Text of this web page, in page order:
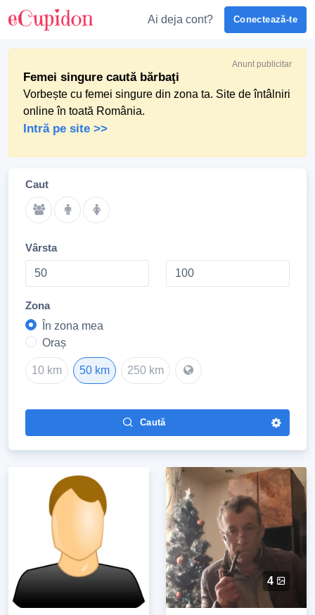
Ai deja cont? Conectează-te
Anunt publicitar
Femei singure caută bărbaţi
Vorbește cu femei singure din zona ta. Site de întâlniri
online în toată România.
Intră pe site >>
Caut
Vârsta
Zona
În zona mea
Oraș
10 km 50 km 250 km
Caută
4